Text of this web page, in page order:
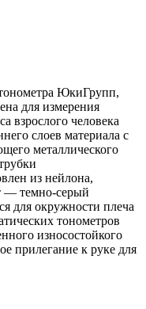
ЮкиГрупп,
для измерения
взрослого человека
слоев материала с
металлического
из нейлона,
— темно-серый
для окружности плеча
тонометров
износостойкого
прилегание к руке для